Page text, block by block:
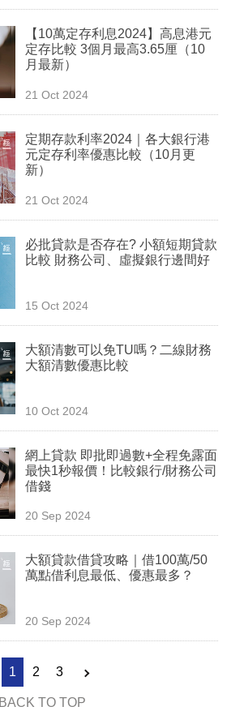
【10萬定存利息2024】高息港元
定存比較 3個月最高3.65厘（10
月最新）
21 Oct 2024
定期存款利率2024｜各大銀行港
元定存利率優惠比較（10月更
新）
21 Oct 2024
必批貸款是否存在? 小額短期貸款
比較 財務公司、虛擬銀行邊間好
15 Oct 2024
大額清數可以免TU嗎？二線財務
大額清數優惠比較
10 Oct 2024
網上貸款 即批即過數+全程免露面
最快1秒報價！比較銀行/財務公司
借錢
20 Sep 2024
大額貸款借貸攻略｜借100萬/50
萬點借利息最低、優惠最多？
20 Sep 2024
1 2 3
BACK TO TOP